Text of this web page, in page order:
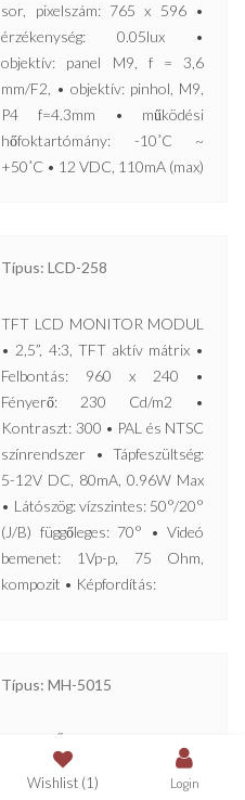
sor, pixelszám: 765 x 596 •
érzékenység: 0.05lux •
objektív: panel M9, f = 3,6
mm/F2, • objektív: pinhol, M9,
P4 f=4.3mm • működési
hőfoktartómány: -10˚C ~
+50˚C • 12 VDC, 110mA (max)
Típus: LCD-258
TFT LCD MONITOR MODUL
• 2,5”, 4:3, TFT aktív mátrix •
Felbontás: 960 x 240 •
Fényerő: 230 Cd/m2 •
Kontraszt: 300 • PAL és NTSC
színrendszer • Tápfeszültség:
5-12V DC, 80mA, 0.96W Max
• Látószög: vízszintes: 50°/20°
(J/B) függőleges: 70° • Videó
bemenet: 1Vp-p, 75 Ohm,
kompozit • Képfordítás:
Típus: MH-5015
MINIATŰR HANGMODUL •
Kis méret • 12V DC • 20Hz –
16000Hz • Jel/zaj arány jobb,
Wishlist (1) Login